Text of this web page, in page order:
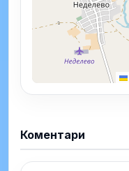
Коментари